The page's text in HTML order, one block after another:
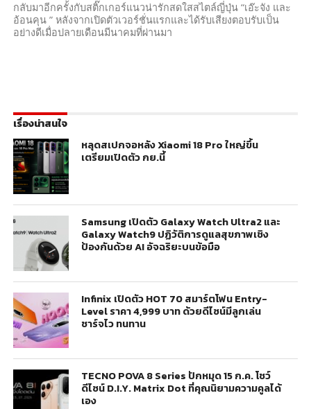
กลับมาอีกครั้งกับสติ๊กเกอร์แนวน่ารักสดใสสไตล์ญี่ปุ่น “เอ๊ะจัง และ
อ้อนคุน ” หลังจากเปิดตัวเวอร์ชั่นแรกและได้รับเสียงตอบรับเป็น
อย่างดีเมื่อปลายเดือนมีนาคมที่ผ่านมา
เรื่องน่าสนใจ
หลุดสเปกจอหลัง Xiaomi 18 Pro ใหญ่ขึ้น
เตรียมเปิดตัว กย.นี้
Samsung เปิดตัว Galaxy Watch Ultra2 และ
Galaxy Watch9 ปฏิวัติการดูแลสุขภาพเชิง
ป้องกันด้วย AI อัจฉริยะบนข้อมือ
Infinix เปิดตัว HOT 70 สมาร์ตโฟน Entry-
Level ราคา 4,999 บาท ด้วยดีไซน์มีลูกเล่น
ชาร์จไว ทนทาน
TECNO POVA 8 Series ปักหมุด 15 ก.ค. โชว์
ดีไซน์ D.I.Y. Matrix Dot ที่คุณนิยามความคูลได้
เอง